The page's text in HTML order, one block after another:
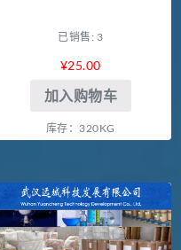
已销售: 3
¥25.00
加入购物车
库存：320KG